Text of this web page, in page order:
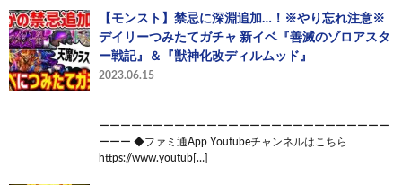
【モンスト】禁忌に深淵追加…！※やり忘れ注意※
デイリーつみたてガチャ 新イベ『善滅のゾロアスタ
ー戦記』＆『獣神化改ディルムッド』
2023.06.15
ーーーーーーーーーーーーーーーーーーーーーーーーーーー
ーーー ◆ファミ通App Youtubeチャンネルはこちら
https://www.youtub[…]